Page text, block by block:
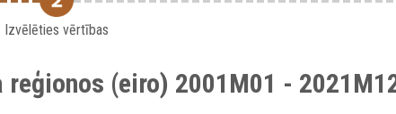
Izvēlēties vērtības
(eiro) 2001M01 -